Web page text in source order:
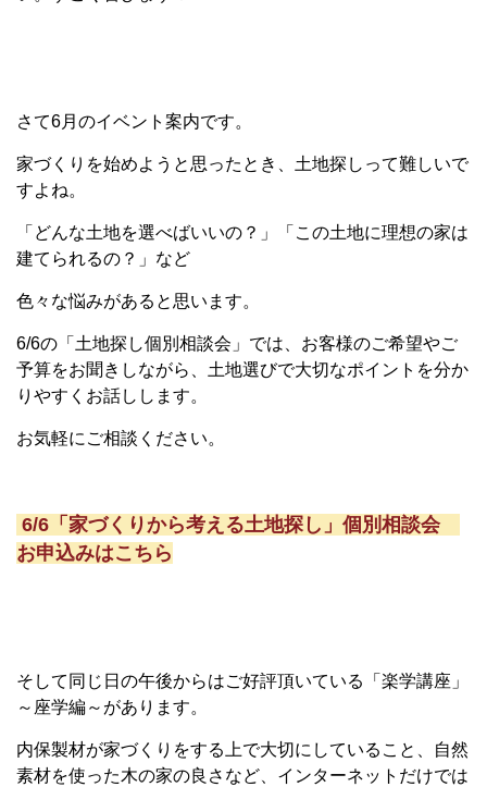
さて6月のイベント案内です。
家づくりを始めようと思ったとき、土地探しって難しいで
すよね。
「どんな土地を選べばいいの？」「この土地に理想の家は
建てられるの？」など
色々な悩みがあると思います。
6/6の「土地探し個別相談会」では、お客様のご希望やご
予算をお聞きしながら、土地選びで大切なポイントを分か
りやすくお話しします。
お気軽にご相談ください。
6/6「家づくりから考える土地探し」個別相談会
お申込みはこちら
そして同じ日の午後からはご好評頂いている「楽学講座」
～座学編～があります。
内保製材が家づくりをする上で大切にしていること、自然
素材を使った木の家の良さなど、インターネットだけでは